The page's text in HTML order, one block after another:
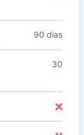
90 dias
30